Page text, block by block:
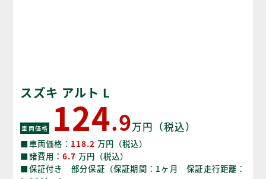
スズキ アルト L
車両価格 124.9万円（税込）
■車両価格： 118.2 万円（税込）
■諸費用： 6.7 万円（税込）
■保証付き 部分保証（保証期間：1ヶ月 保証走行距離：